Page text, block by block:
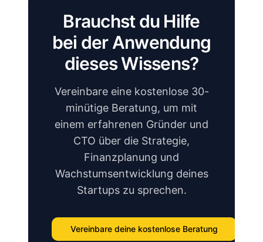
Brauchst du Hilfe
bei der Anwendung
dieses Wissens?
Vereinbare eine kostenlose 30-
minütige Beratung, um mit
einem erfahrenen Gründer und
CTO über die Strategie,
Finanzplanung und
Wachstumsentwicklung deines
Startups zu sprechen.
Vereinbare deine kostenlose Beratung